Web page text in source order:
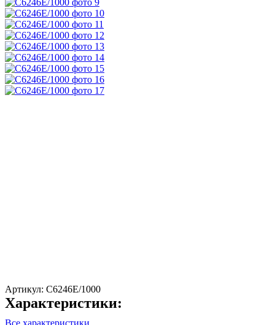
Артикул: C6246E/1000
Характеристики:
Все характеристики